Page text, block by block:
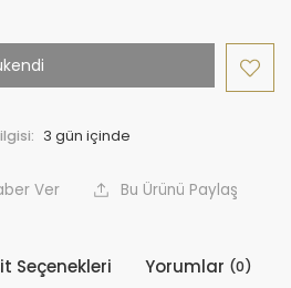
Ver Bu Ürünü Paylaş
Seçenekleri Yorumlar (0)